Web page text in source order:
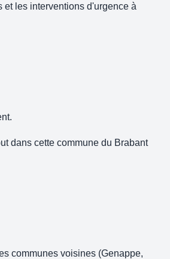
les interventions d'urgence à
dans cette commune du Brabant
communes voisines (Genappe,